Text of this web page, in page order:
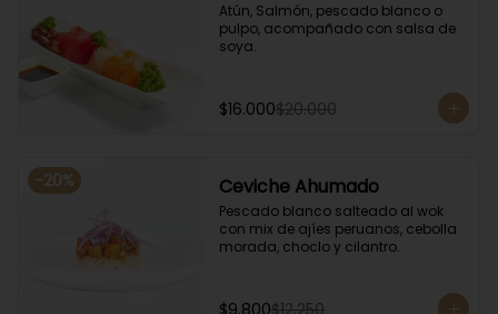
Atún, Salmón, pescado blanco o
pulpo, acompañado con salsa de
soya.
$16.000$20.000
-20% Ceviche Ahumado
Pescado blanco salteado al wok
con mix de ajíes peruanos, cebolla
morada, choclo y cilantro.
$9.800$12.250